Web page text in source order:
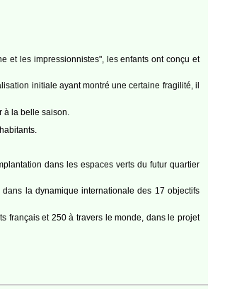
et les impressionnistes", les enfants ont conçu et
initiale ayant montré une certaine fragilité, il
la belle saison.
dans les espaces verts du futur quartier
la dynamique internationale des 17 objectifs
français et 250 à travers le monde, dans le projet